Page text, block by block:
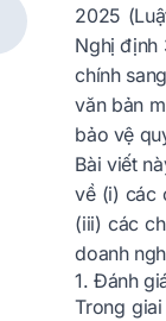
2025
Nghị định
chính
văn bản
bảo vệ
Bài viết
về (i) các
(iii) các
doanh
1. Đánh
Trong